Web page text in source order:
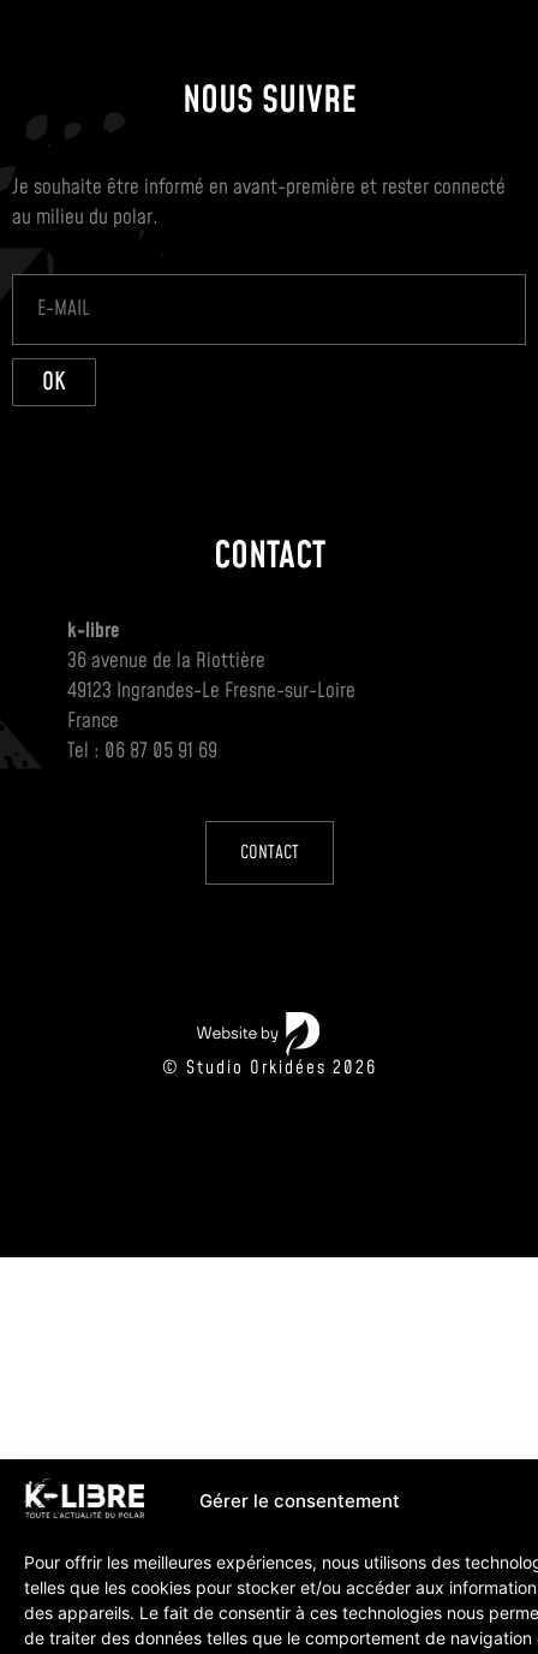
Gérer le consentement
Pour offrir les meilleures expériences, nous utilisons des
telles que les cookies pour stocker et/ou accéder aux
des appareils. Le fait de consentir à ces technologies nous
de traiter des données telles que le comportement de navigation
NOUS SUIVRE
Je souhaite être informé en avant-première et rester connecté
au milieu du polar.
OK
CONTACT
k-libre
36 avenue de la Riottière
49123 Ingrandes-Le Fresne-sur-Loire
France
Tel : 06 87 05 91 69
CONTACT
© Studio Orkidées 2026